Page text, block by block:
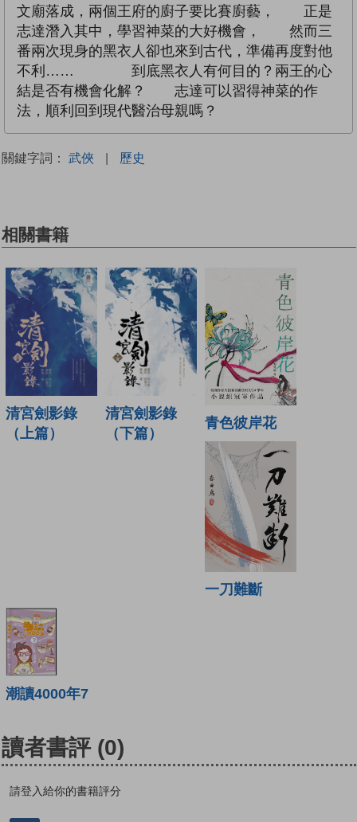
文廟落成，兩個王府的廚子要比賽廚藝， 正是
志達潛入其中，學習神菜的大好機會， 然而三
番兩次現身的黑衣人卻也來到古代，準備再度對他
不利…… 到底黑衣人有何目的？兩王的心
結是否有機會化解？ 志達可以習得神菜的作
法，順利回到現代醫治母親嗎？
關鍵字詞： 武俠 | 歷史
相關書籍
清宮劍影錄
（上篇）
清宮劍影錄
（下篇）
青色彼岸花
一刀難斷
潮讀4000年7
讀者書評 (0)
請登入給你的書籍評分